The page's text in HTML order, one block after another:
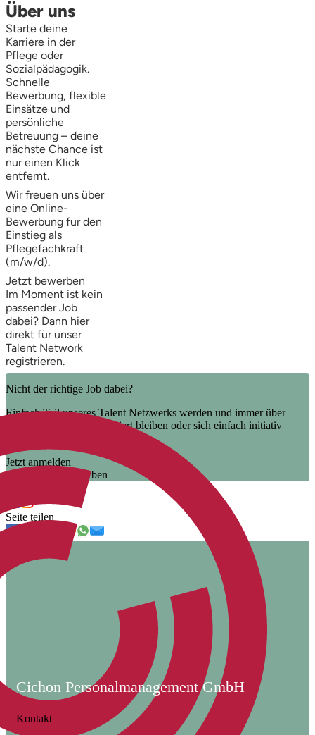
Über uns
Starte deine
Karriere in der
Pflege oder
Sozialpädagogik.
Schnelle
Bewerbung, flexible
Einsätze und
persönliche
Betreuung – deine
nächste Chance ist
nur einen Klick
entfernt.
Wir freuen uns über
eine Online-
Bewerbung für den
Einstieg als
Pflegefachkraft
(m/w/d).
Jetzt bewerben
Im Moment ist kein
passender Job
dabei? Dann hier
direkt für unser
Talent Network
registrieren.
Nicht der richtige Job dabei?
Einfach Teil unseres Talent Netzwerks werden und immer über
unsere neuen Jobs informiert bleiben oder sich einfach initiativ
Jetzt anmelden
Jetzt initiativ bewerben
Seite teilen
Cichon Personalmanagement GmbH
Kontakt